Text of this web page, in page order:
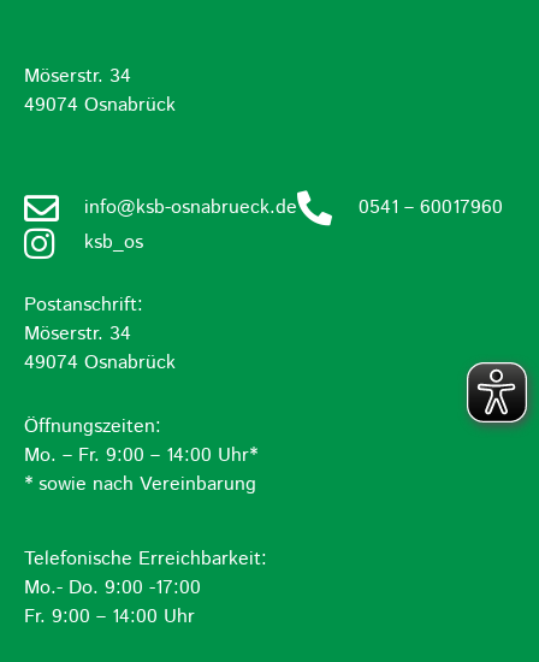
Möserstr. 34
49074 Osnabrück
info@ksb-osnabrueck.de
0541 – 60017960
ksb_os
Postanschrift:
Möserstr. 34
49074 Osnabrück
Öffnungszeiten:
Mo. – Fr. 9:00 – 14:00 Uhr*
* sowie nach Vereinbarung
Telefonische Erreichbarkeit:
Mo.- Do. 9:00 -17:00
Fr. 9:00 – 14:00 Uhr